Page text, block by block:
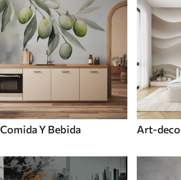
Comida Y Bebida Art-deco